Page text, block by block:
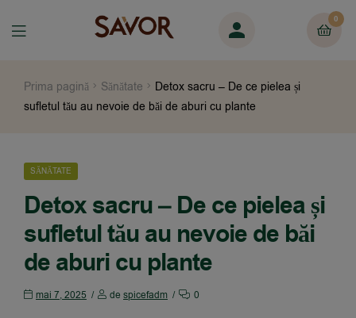
0
Prima pagină Sănătate
Detox sacru – De ce pielea și
sufletul tău au nevoie de băi de aburi cu plante
SĂNĂTATE
Detox sacru – De ce pielea și
sufletul tău au nevoie de băi
de aburi cu plante
mai 7, 2025 de spicefadm 0